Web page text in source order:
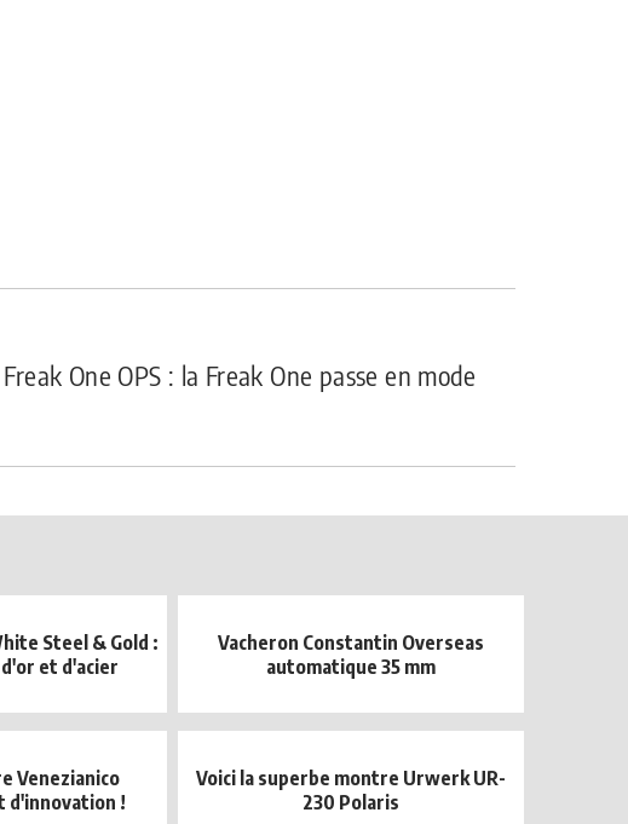
One OPS : la Freak One passe en mode
Steel & Gold :
et d'acier
Vacheron Constantin Overseas
automatique 35 mm
Venezianico
d'innovation !
Voici la superbe montre Urwerk UR-
230 Polaris